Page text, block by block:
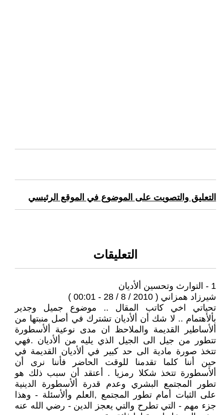
التعليق والتصويت على الموضوع في الموقع الرئيسي
التعليقات
1 - التوارث وتحسين ألأديان
شيرزاد همزاني ( 2010 / 8 / 28 - 00:01 )
تحياتي اخي كاتب المقال .. موضوع جميل وجدير
بألأهتمام .. لا شك أن ألأديان تشترك في أصل منبتها من
ألأساطير القديمة والملاحظ ان مدى نوعية ألأسطورة
تتطور من جيل الى الجيل الذي يليه من ألأديان .فهي
تتخذ صورة مادية الى حد كبير في ألأديان القديمة في
حين أننا كلما تقدمنا للوقت الحاضر فأننا نرى أن
ألأسطورة تتخذ شكلا رمزيا . أعتقد أن سبب ذلك هو
تطور المجتمع البشري وعدم قدرة ألأسطورة الدينية
على الثبات أمام تطور المجتمع ,العلم وألأسئلة - وهذا
جزء مهم - التي تطرح والتي يعجز الدين - رضي الله عنه